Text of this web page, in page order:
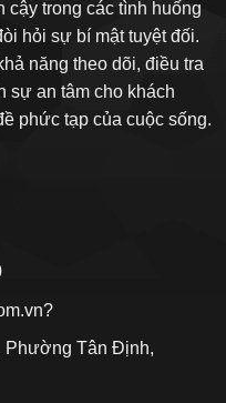
cậy trong các tình huống
hỏi sự bí mật tuyệt đối.
năng theo dõi, điều tra
sự an tâm cho khách
phức tạp của cuộc sống.
Phường Tân Định,